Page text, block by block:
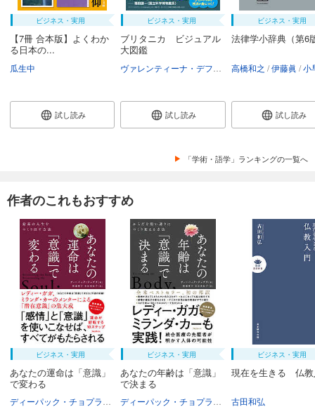
ビジネス・実用
【7冊 合本版】よくわか
る日本の...
瓜生中
試し読み
ビジネス・実用
ブリタニカ ビジュアル
大図鑑
アンドリュー・
試し読み
ビジネス・実用
法律学小辞典（第6
高橋和之 伊藤眞 小早川
試し読み
「学術・語学」ランキングの一覧へ
作者のこれもおすすめ
ビジネス・実用
あなたの運命は「意識」
で変わる
渡邊愛子 水谷美紀子
ビジネス・実用
あなたの年齢は「意識」
で決まる
渡邊愛子 水谷美紀子
ビジネス・実用
現在を生きる 仏教
古田和弘